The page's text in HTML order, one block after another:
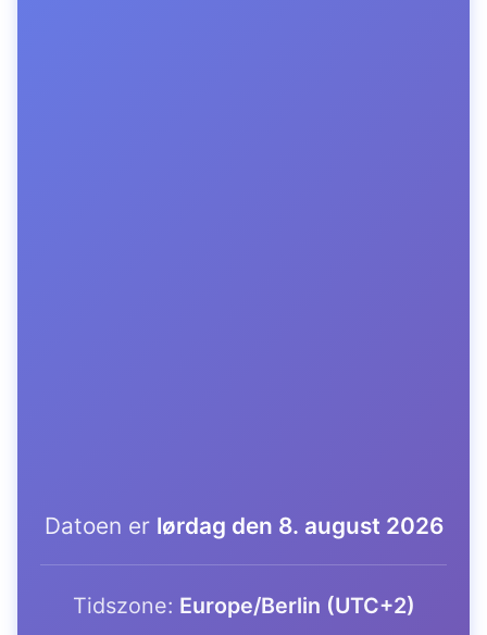
Datoen er lørdag den 8. august 2026
Tidszone: Europe/Berlin (UTC+2)